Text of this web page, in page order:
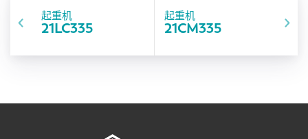
起重机
21LC335
起重机
21CM335